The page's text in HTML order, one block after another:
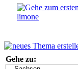
limone
Gehe zu: